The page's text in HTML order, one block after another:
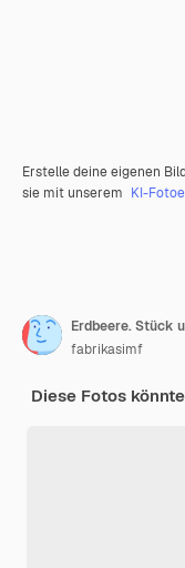
Erstelle deine eigenen
sie mit unserem KI-
Erdbeere. Stück
fabrikasimf
Diese Fotos